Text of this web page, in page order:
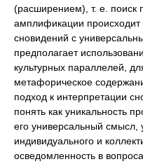
(расширением), т. е.
амплификации происходит
сновидений с
предполагает
культурных параллелей,
метафорическое
подход к интерпретации
понять как уникальность
его универсальный смысл,
индивидуального и
осведомленность в